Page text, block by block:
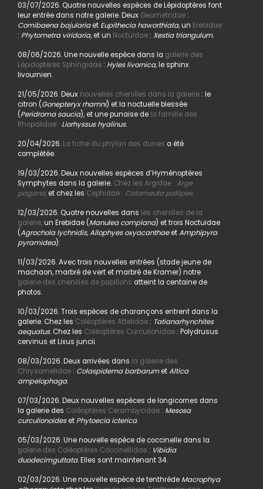
03/07/2026. Quatre nouvelles espèces de Lépidoptères font
leur entrée dans notre galerie. Deux Geometridae:
Comibaena bajulariaet Eupithecia haworthiata,un Erebidae
: Phytometra viridaria, et un Noctuidae: Xestia triangulum.
08/06/2026. Une nouvelle espèce dans la galerie des
Lépidoptères Sphingidae: Hyles livornica,le sphinx
livournien.
21/05/2026. Deux nouvelles chenilles dans la galerie : le
citron (Gonepteryx rhamni) et la noctuelle blessée
(Peridroma saucia), et une punaise dela famille des
Rhopalidae : Liorhyssus hyalinus.
20/04/2026. La fiche du phylan des dunes a été
complétée.
19/03/2026. Deux nouvelles espèces d’Hyménoptères
Symphytes dans la galerie. Chez les Argidae : Arge
pagana,et chez les Cephidae : Calameuta pallipes.
12/03/2026. Quatre nouvelles dans les chenilles de la
galerie,un Erebidae (Manulea complana) et trois Noctuidae
(Agrochola lychnidis, Allophyes oxyacanthaeetAmphipyra
pyramidea).
11/03/2026. Avec trois nouvelles entrées (stade jeune de
machaon, marbré de vert et marbré de Kramer) notre
galerie des chenilles de papillons atteint la centaine de
photos.
10/03/2026. Trois espèces de charançons entrent dans la
galerie. Chez les Coléoptères Attelidae: Tatianarhynchites
aequatus. Chez les Coléoptères Curculionidae: Polydrusus
cervinus et Lixus juncii.
08/03/2026. Deux arrivées dans la galerie des
Chrysomelidae: Colaspidema barbarumetAltica
ampelophaga.
07/03/2026. Deux nouvelles espèces de longicornes dans
la galerie des Coléoptères Cerambycidae: Mesosa
curculionoideset Phytoecia icterica.
05/03/2026. Une nouvelle espèce de coccinelle dans la
galerie des Coléoptères Coccinellidae: Vibidia
duodecimguttata.Elles sont maintenant 34.
02/03/2026. Une nouvelle espèce de tenthrède Macrophya